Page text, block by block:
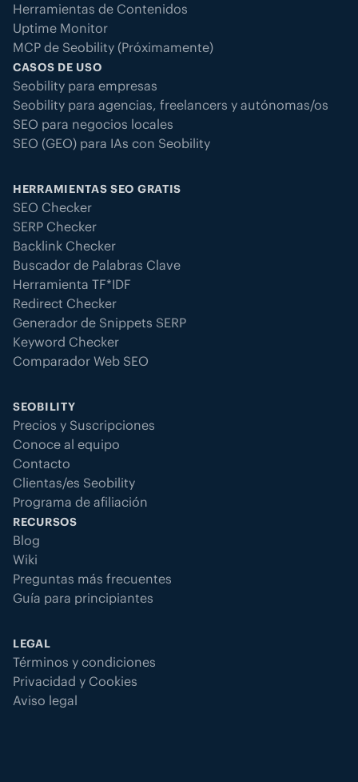
Herramientas de Contenidos
Uptime Monitor
MCP de Seobility (Próximamente)
CASOS DE USO
Seobility para empresas
Seobility para agencias, freelancers y autónomas/os
SEO para negocios locales
SEO (GEO) para IAs con Seobility
HERRAMIENTAS SEO GRATIS
SEO Checker
SERP Checker
Backlink Checker
Buscador de Palabras Clave
Herramienta TF*IDF
Redirect Checker
Generador de Snippets SERP
Keyword Checker
Comparador Web SEO
SEOBILITY
Precios y Suscripciones
Conoce al equipo
Contacto
Clientas/es Seobility
Programa de afiliación
RECURSOS
Blog
Wiki
Preguntas más frecuentes
Guía para principiantes
LEGAL
Términos y condiciones
Privacidad y Cookies
Aviso legal